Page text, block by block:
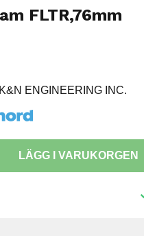
FLTR,76mm
K&N ENGINEERING INC.
LÄGG I VARUKORGEN